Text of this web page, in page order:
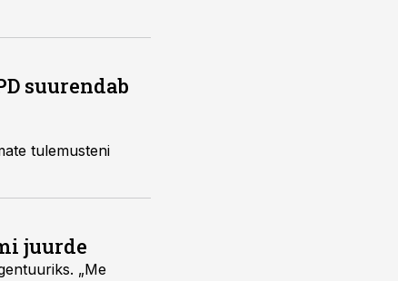
suurendab
tulemusteni
juurde
„Me